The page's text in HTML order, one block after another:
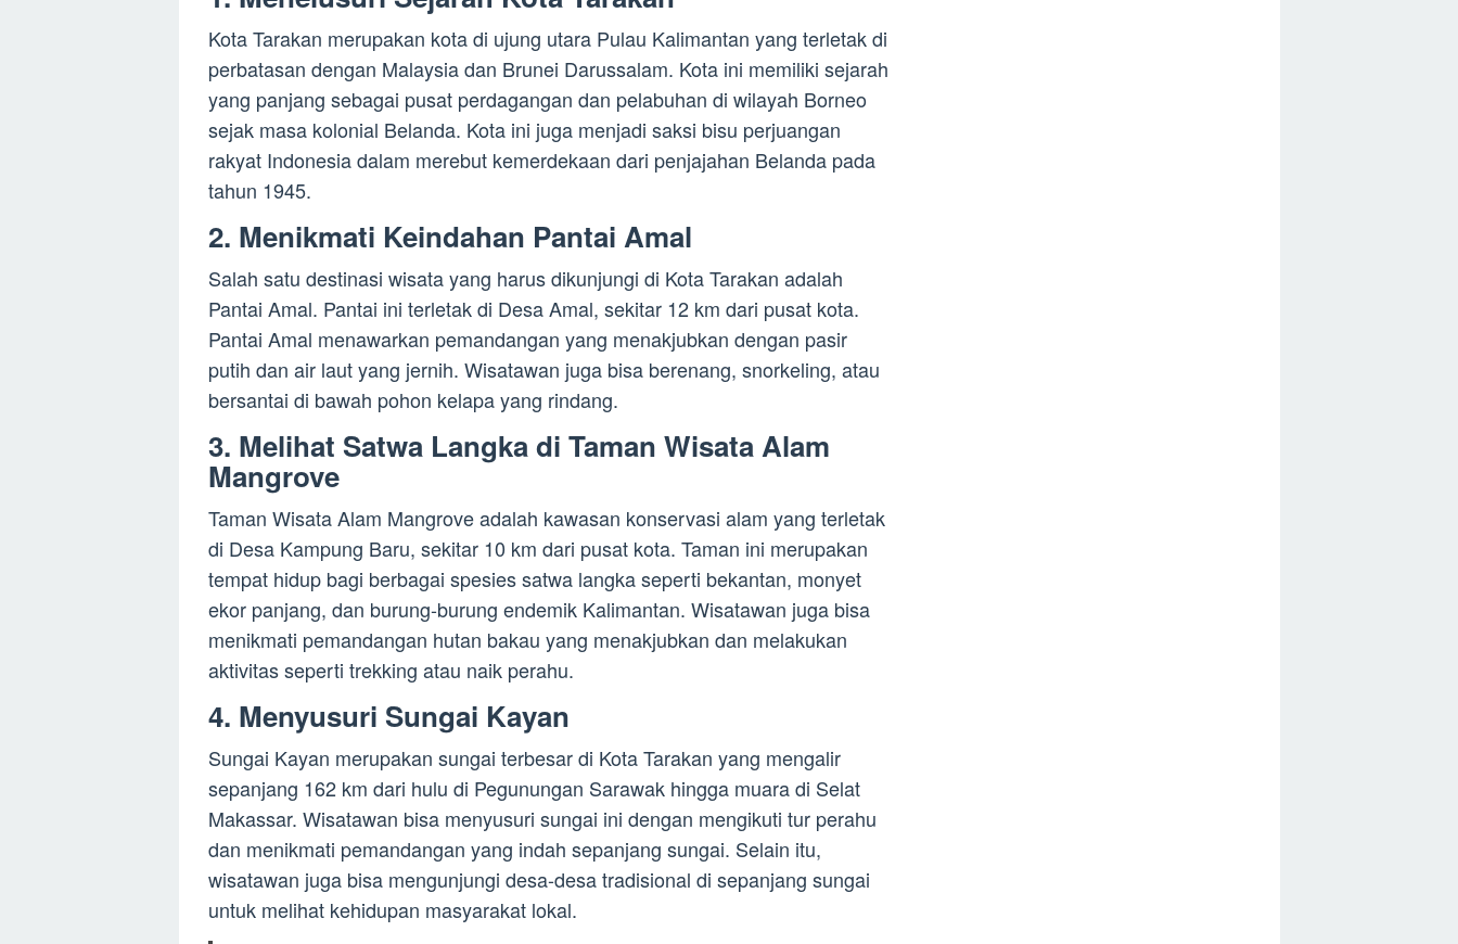
Kota Tarakan merupakan kota di ujung utara Pulau Kalimantan yang terletak di
perbatasan dengan Malaysia dan Brunei Darussalam. Kota ini memiliki sejarah
yang panjang sebagai pusat perdagangan dan pelabuhan di wilayah Borneo
sejak masa kolonial Belanda. Kota ini juga menjadi saksi bisu perjuangan
rakyat Indonesia dalam merebut kemerdekaan dari penjajahan Belanda pada
tahun 1945.
2. Menikmati Keindahan Pantai Amal
Salah satu destinasi wisata yang harus dikunjungi di Kota Tarakan adalah
Pantai Amal. Pantai ini terletak di Desa Amal, sekitar 12 km dari pusat kota.
Pantai Amal menawarkan pemandangan yang menakjubkan dengan pasir
putih dan air laut yang jernih. Wisatawan juga bisa berenang, snorkeling, atau
bersantai di bawah pohon kelapa yang rindang.
3. Melihat Satwa Langka di Taman Wisata Alam
Mangrove
Taman Wisata Alam Mangrove adalah kawasan konservasi alam yang terletak
di Desa Kampung Baru, sekitar 10 km dari pusat kota. Taman ini merupakan
tempat hidup bagi berbagai spesies satwa langka seperti bekantan, monyet
ekor panjang, dan burung-burung endemik Kalimantan. Wisatawan juga bisa
menikmati pemandangan hutan bakau yang menakjubkan dan melakukan
aktivitas seperti trekking atau naik perahu.
4. Menyusuri Sungai Kayan
Sungai Kayan merupakan sungai terbesar di Kota Tarakan yang mengalir
sepanjang 162 km dari hulu di Pegunungan Sarawak hingga muara di Selat
Makassar. Wisatawan bisa menyusuri sungai ini dengan mengikuti tur perahu
dan menikmati pemandangan yang indah sepanjang sungai. Selain itu,
wisatawan juga bisa mengunjungi desa-desa tradisional di sepanjang sungai
untuk melihat kehidupan masyarakat lokal.